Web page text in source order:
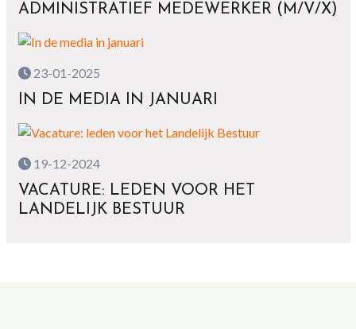
ADMINISTRATIEF MEDEWERKER (M/V/X)
23-01-2025
IN DE MEDIA IN JANUARI
19-12-2024
VACATURE: LEDEN VOOR HET
LANDELIJK BESTUUR